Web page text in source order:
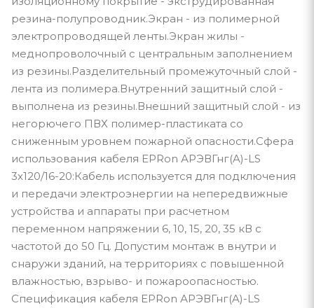
резина-полупроводник.Экран - из полимерной
электропроводящей ленты.Экран жилы -
меднопроволочный с центральным заполнением
из резины.Разделительный промежуточный слой -
лента из полимера.Внутренний защитный слой -
выполнена из резины.Внешний защитный слой - из
негорючего ПВХ полимер-пластиката со
сниженным уровнем пожарной опасности.Сфера
использования кабеля EPRon АРЭВГнг(A)-LS
3x120/16-20:Кабель используется для подключения
и передачи электроэнергии на непередвижные
устройства и аппараты при расчетном
переменном напряжении 6, 10, 15, 20, 35 кВ с
частотой до 50 Гц. Допустим монтаж в внутри и
снаружи зданий, на территориях с повышенной
влажностью, взрыво- и пожароопасностью.
Спецификация кабеля EPRon АРЭВГнг(A)-LS